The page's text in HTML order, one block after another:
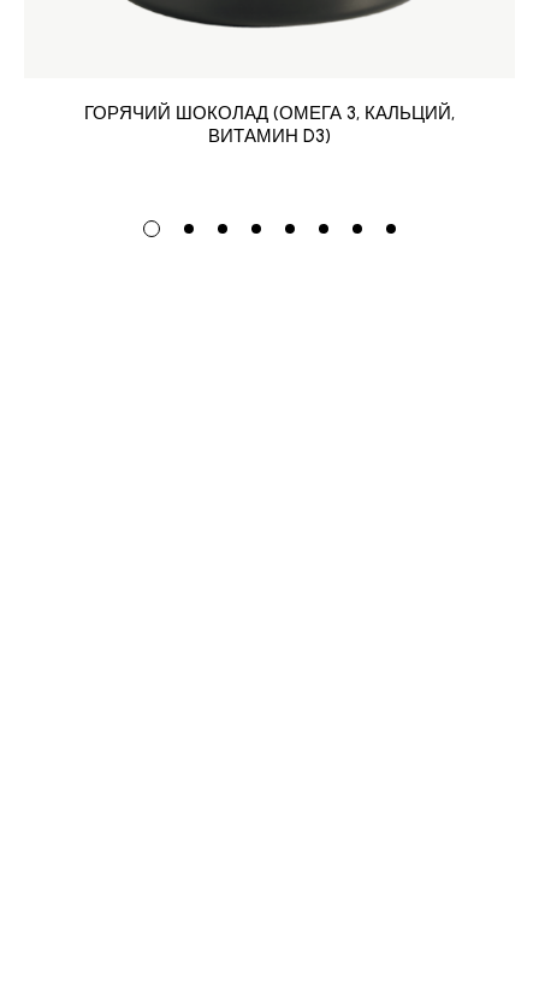
ГОРЯЧИЙ ШОКОЛАД (ОМЕГА 3, КАЛЬЦИЙ,
ВИТАМИН D3)